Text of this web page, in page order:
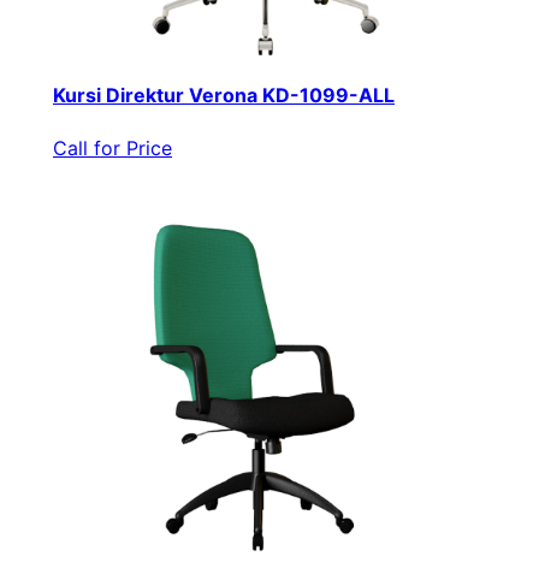
Kursi Direktur Verona KD-1099-ALL
Call for Price